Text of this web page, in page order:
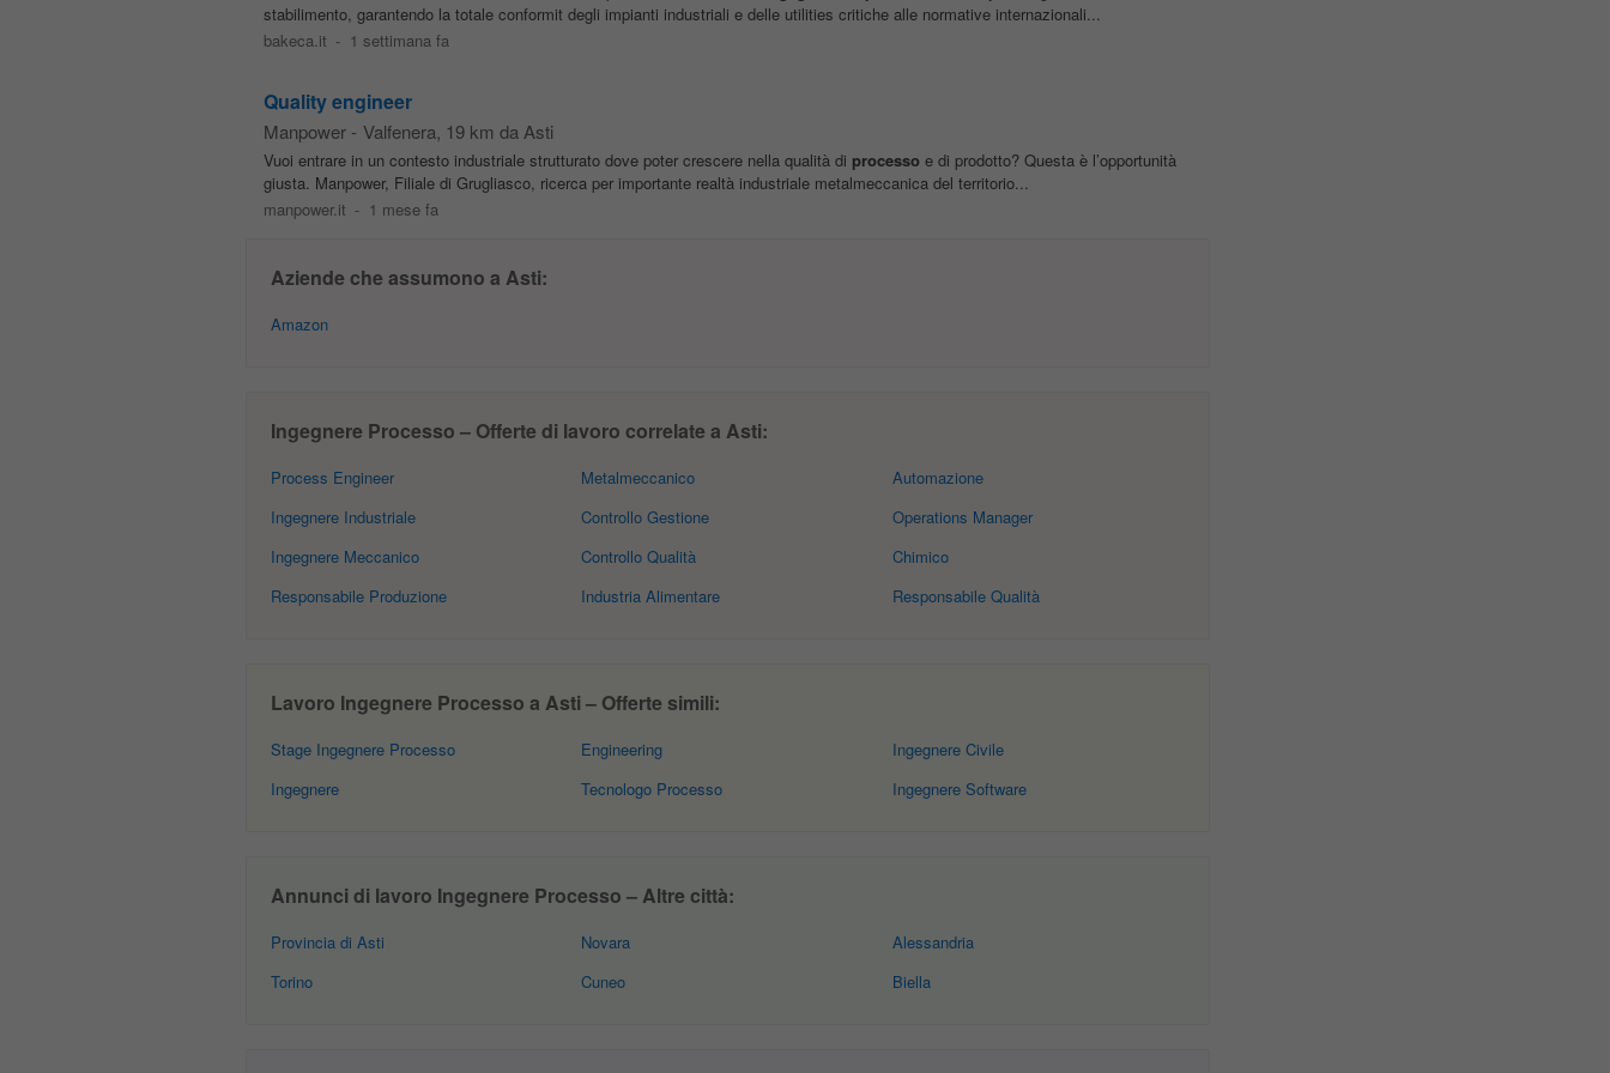
stabilimento, garantendo la totale conformit degli impianti industriali e delle utilities critiche alle normative internazionali...
bakeca.it - 1 settimana fa
Quality engineer
Manpower - Valfenera, 19 km da Asti
Vuoi entrare in un contesto industriale strutturato dove poter crescere nella qualità di processoe di prodotto? Questa è l’opportunità
giusta. Manpower, Filiale di Grugliasco, ricerca per importante realtà industriale metalmeccanica del territorio...
manpower.it - 1 mese fa
Aziende che assumono a Asti:
Amazon
Ingegnere Processo – Offerte di lavoro correlate a Asti:
Process Engineer
Ingegnere Industriale
Ingegnere Meccanico
Responsabile Produzione
Metalmeccanico
Controllo Gestione
Controllo Qualità
Industria Alimentare
Automazione
Operations Manager
Chimico
Responsabile Qualità
Lavoro Ingegnere Processo a Asti – Offerte simili:
Stage Ingegnere Processo
Ingegnere
Engineering
Tecnologo Processo
Ingegnere Civile
Ingegnere Software
Annunci di lavoro Ingegnere Processo – Altre città:
Provincia di Asti
Torino
Novara
Cuneo
Alessandria
Biella